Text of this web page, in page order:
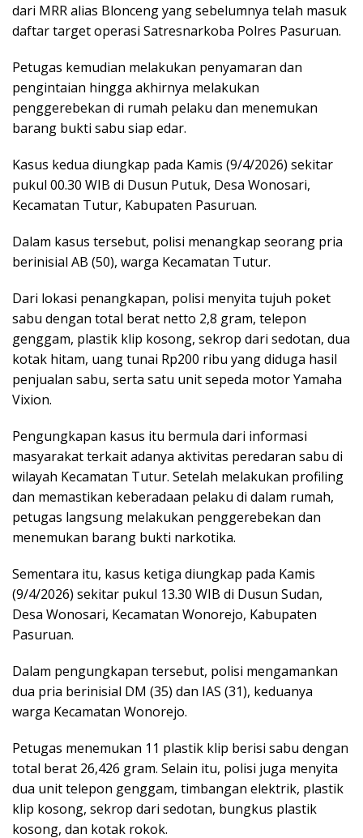
dari MRR alias Blonceng yang sebelumnya telah masuk
daftar target operasi Satresnarkoba Polres Pasuruan.
Petugas kemudian melakukan penyamaran dan
pengintaian hingga akhirnya melakukan
penggerebekan di rumah pelaku dan menemukan
barang bukti sabu siap edar.
Kasus kedua diungkap pada Kamis (9/4/2026) sekitar
pukul 00.30 WIB di Dusun Putuk, Desa Wonosari,
Kecamatan Tutur, Kabupaten Pasuruan.
Dalam kasus tersebut, polisi menangkap seorang pria
berinisial AB (50), warga Kecamatan Tutur.
Dari lokasi penangkapan, polisi menyita tujuh poket
sabu dengan total berat netto 2,8 gram, telepon
genggam, plastik klip kosong, sekrop dari sedotan, dua
kotak hitam, uang tunai Rp200 ribu yang diduga hasil
penjualan sabu, serta satu unit sepeda motor Yamaha
Vixion.
Pengungkapan kasus itu bermula dari informasi
masyarakat terkait adanya aktivitas peredaran sabu di
wilayah Kecamatan Tutur. Setelah melakukan profiling
dan memastikan keberadaan pelaku di dalam rumah,
petugas langsung melakukan penggerebekan dan
menemukan barang bukti narkotika.
Sementara itu, kasus ketiga diungkap pada Kamis
(9/4/2026) sekitar pukul 13.30 WIB di Dusun Sudan,
Desa Wonosari, Kecamatan Wonorejo, Kabupaten
Pasuruan.
Dalam pengungkapan tersebut, polisi mengamankan
dua pria berinisial DM (35) dan IAS (31), keduanya
warga Kecamatan Wonorejo.
Petugas menemukan 11 plastik klip berisi sabu dengan
total berat 26,426 gram. Selain itu, polisi juga menyita
dua unit telepon genggam, timbangan elektrik, plastik
klip kosong, sekrop dari sedotan, bungkus plastik
kosong, dan kotak rokok.